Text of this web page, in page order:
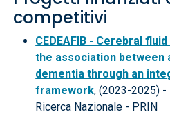
competitivi
CEDEAFIB - Cerebral
the association between
dementia through an
framework, (2023-2025)
Ricerca Nazionale - PRIN